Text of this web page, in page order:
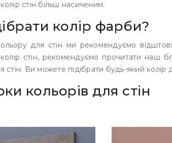
стін більш насиченим.
колір фарби?
для стін ми рекомендуємо
стін, рекомендуємо прочитати наш
стін. Ви можете підібрати будь-який колір
кольорів для стін